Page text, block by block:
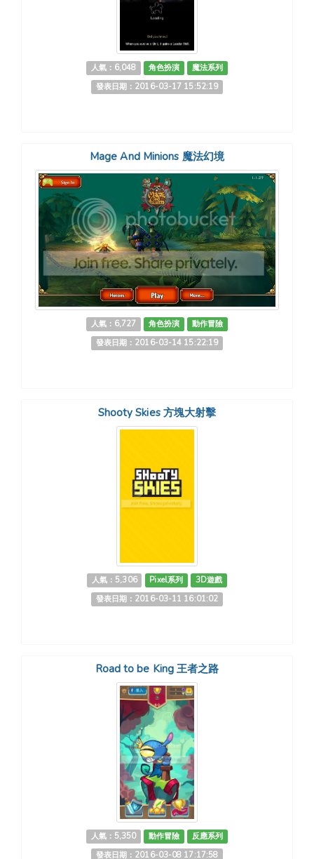
人氣：6,048 角色扮演
魔法系列
發表日期：2016-03-17 15:52:19
Mage And Minions 魔法幻境
人氣：6,727 角色扮演
動作冒險
發表日期：2016-03-14 15:22:19
Shooty Skies 方塊大射擊
人氣：5,306 Pixel系列
3D遊戲
發表日期：2016-03-11 16:01:02
Road to be King 王者之路
人氣：5,350 動作冒險
反應系列
發表日期：2016-03-08 17:17:58